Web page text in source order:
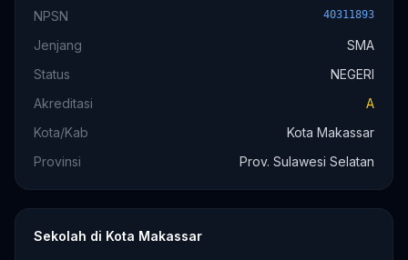
NPSN 40311893
Jenjang
SMA
Status
NEGERI
Akreditasi
A
Kota/Kab
Kota Makassar
Provinsi
Prov. Sulawesi Selatan
Sekolah di Kota Makassar